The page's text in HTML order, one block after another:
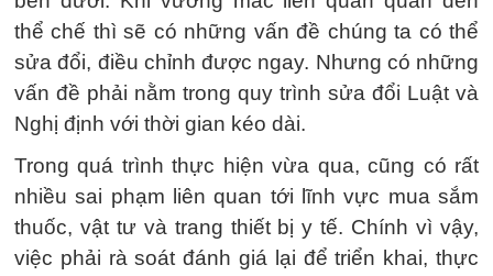
thể chế thì sẽ có những vấn đề chúng ta có thể
sửa đổi, điều chỉnh được ngay. Nhưng có những
vấn đề phải nằm trong quy trình sửa đổi Luật và
Nghị định với thời gian kéo dài.
Trong quá trình thực hiện vừa qua, cũng có rất
nhiều sai phạm liên quan tới lĩnh vực mua sắm
thuốc, vật tư và trang thiết bị y tế. Chính vì vậy,
việc phải rà soát đánh giá lại để triển khai, thực